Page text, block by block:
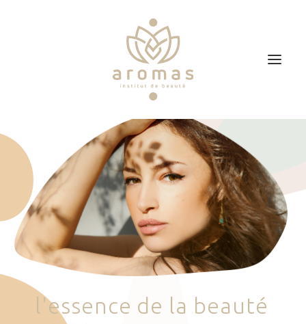
Soins
Je veux faire un bon cadeau
Plan d’accès
Prendre RDV
'essence de la beauté